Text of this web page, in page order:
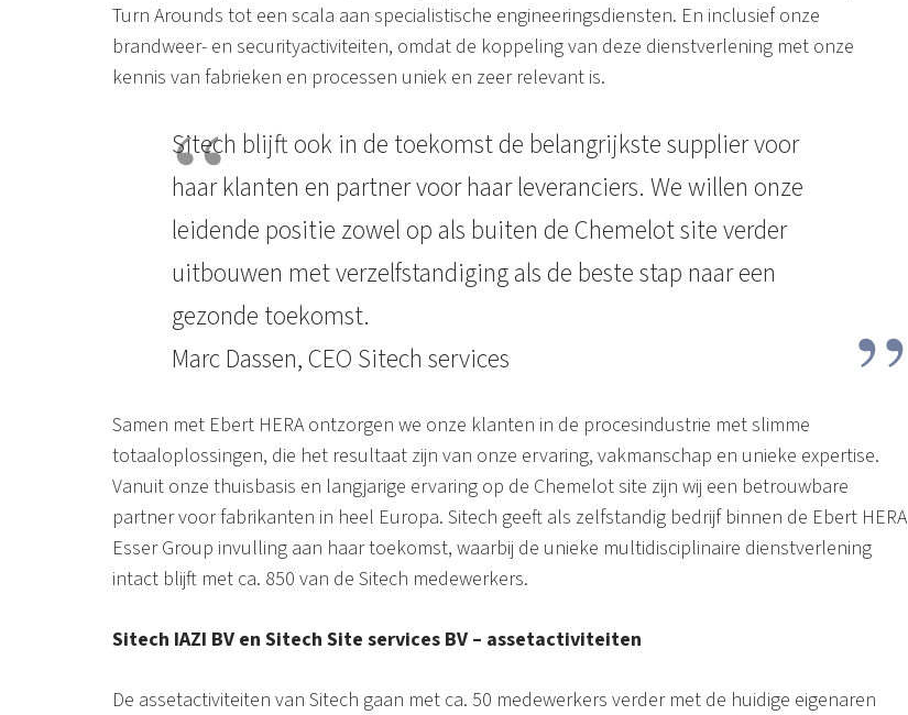
Turn Arounds tot een scala aan specialistische engineeringsdiensten. En inclusief onze
brandweer- en securityactiviteiten, omdat de koppeling van deze dienstverlening met onze
kennis van fabrieken en processen uniek en zeer relevant is.
Sitech blijft ook in de toekomst de belangrijkste supplier voor
haar klanten en partner voor haar leveranciers. We willen onze
leidende positie zowel op als buiten de Chemelot site verder
uitbouwen met verzelfstandiging als de beste stap naar een
gezonde toekomst.
Marc Dassen, CEO Sitech services
Samen met Ebert HERA ontzorgen we onze klanten in de procesindustrie met slimme
totaaloplossingen, die het resultaat zijn van onze ervaring, vakmanschap en unieke expertise.
Vanuit onze thuisbasis en langjarige ervaring op de Chemelot site zijn wij een betrouwbare
partner voor fabrikanten in heel Europa. Sitech geeft als zelfstandig bedrijf binnen de Ebert HERA
Esser Group invulling aan haar toekomst, waarbij de unieke multidisciplinaire dienstverlening
intact blijft met ca. 850 van de Sitech medewerkers.
Sitech IAZI BV en Sitech Site services BV – assetactiviteiten
De assetactiviteiten van Sitech gaan met ca. 50 medewerkers verder met de huidige eigenaren